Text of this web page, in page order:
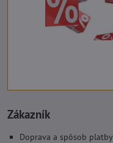
Zákazník
Doprava a spôsob platby